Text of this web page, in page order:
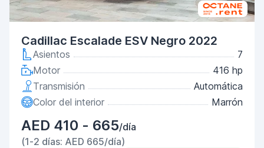
Cadillac Escalade ESV Negro 2022
Asientos
7
Motor
416 hp
Transmisión
Automática
Color del interior
Marrón
AED 410 - 665/día
(1-2 días: AED 665/día)